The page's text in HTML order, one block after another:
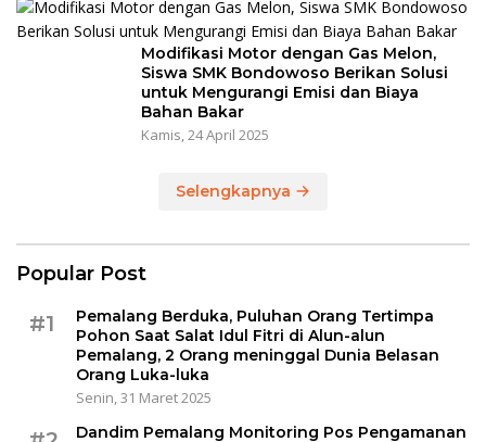
Modifikasi Motor dengan Gas Melon,
Siswa SMK Bondowoso Berikan Solusi
untuk Mengurangi Emisi dan Biaya
Bahan Bakar
Kamis, 24 April 2025
Selengkapnya
Popular Post
#1
Pemalang Berduka, Puluhan Orang Tertimpa
Pohon Saat Salat Idul Fitri di Alun-alun
Pemalang, 2 Orang meninggal Dunia Belasan
Orang Luka-luka
Senin, 31 Maret 2025
Dandim Pemalang Monitoring Pos Pengamanan